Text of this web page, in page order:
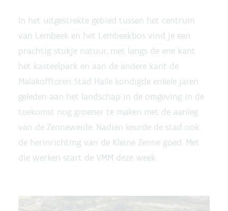
In het uitgestrekte gebied tussen het centrum
van Lembeek en het Lembeekbos vind je een
prachtig stukje natuur, met langs de ene kant
het kasteelpark en aan de andere kant de
Malakofftoren. Stad Halle kondigde enkele jaren
geleden aan het landschap in de omgeving in de
toekomst nog groener te maken met de aanleg
van de Zenneweide. Nadien keurde de stad ook
de herinrichting van de Kleine Zenne goed. Met
die werken start de VMM deze week.